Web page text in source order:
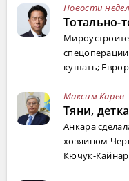
Новости
Тотально-
кушать;
Максим Карев
Тяни,
Анкара
хозяином
Кючук-